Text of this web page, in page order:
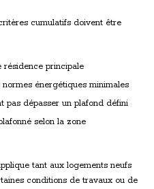
cumulatifs doivent être
résidence principale
énergétiques minimales
pas dépasser un plafond défini
selon la zone
tant aux logements neufs
conditions de travaux ou de